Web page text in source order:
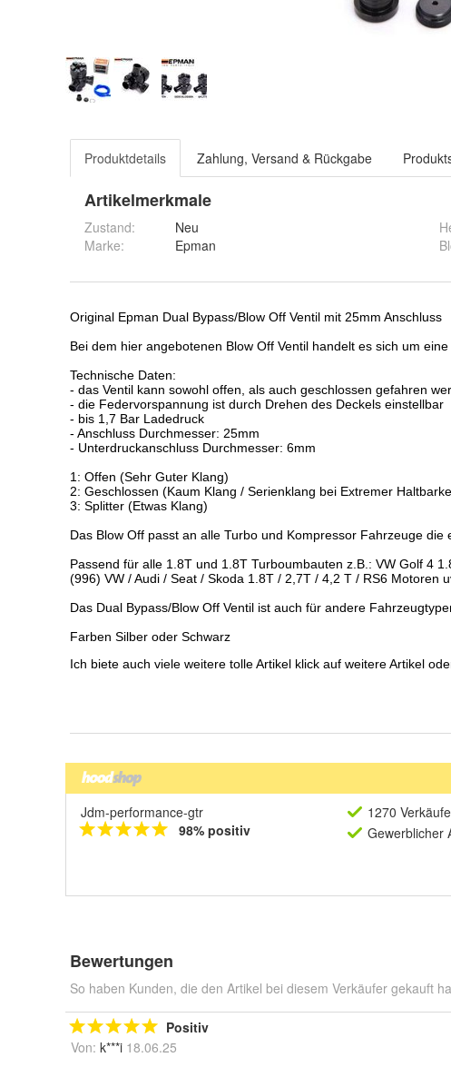
Produktdetails Zahlung, Versand & Rückgabe
Artikelmerkmale
Zustand:
Neu
Marke:
Epman
Jdm-performance-gtr
98% positiv
1270 Verkäufe
Gewerblicher
Bewertungen
So haben Kunden, die den Artikel bei diesem Verkäufer gekauft
Positiv
Von: k***i 18.06.25